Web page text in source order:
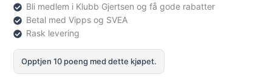
Bli medlem i Klubb Gjertsen og få gode rabatter
Betal med Vipps og SVEA
Rask levering
Opptjen 10 poeng med dette kjøpet.